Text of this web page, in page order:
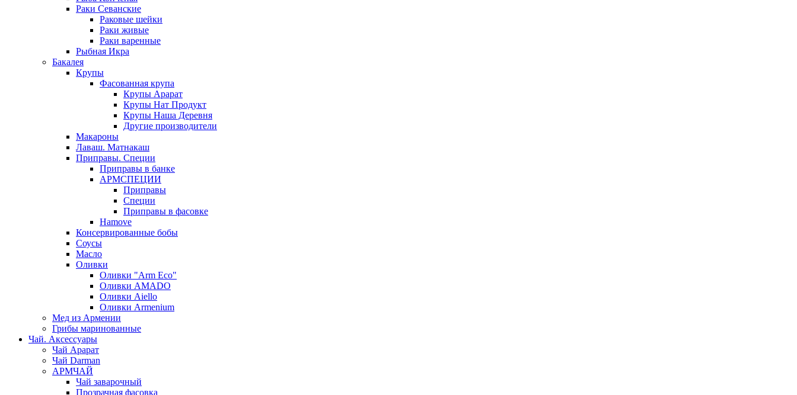
Раки Севанские
Раковые шейки
Раки живые
Раки варенные
Рыбная Икра
Бакалея
Крупы
Фасованная крупа
Крупы Арарат
Крупы Нат Продукт
Крупы Наша Деревня
Другие производители
Макароны
Лаваш. Матнакаш
Приправы. Специи
Приправы в банке
АРМСПЕЦИИ
Приправы
Специи
Приправы в фасовке
Hamove
Консервированные бобы
Соусы
Масло
Оливки
Оливки "Arm Eco"
Оливки AMADO
Оливки Aiello
Оливки Armenium
Мед из Армении
Грибы маринованные
Чай. Аксессуары
Чай Арарат
Чай Darman
АРМЧАЙ
Чай заварочный
Прозрачная фасовка